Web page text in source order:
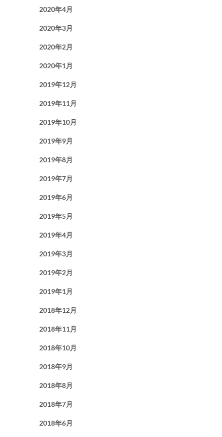
2020年4月
2020年3月
2020年2月
2020年1月
2019年12月
2019年11月
2019年10月
2019年9月
2019年8月
2019年7月
2019年6月
2019年5月
2019年4月
2019年3月
2019年2月
2019年1月
2018年12月
2018年11月
2018年10月
2018年9月
2018年8月
2018年7月
2018年6月